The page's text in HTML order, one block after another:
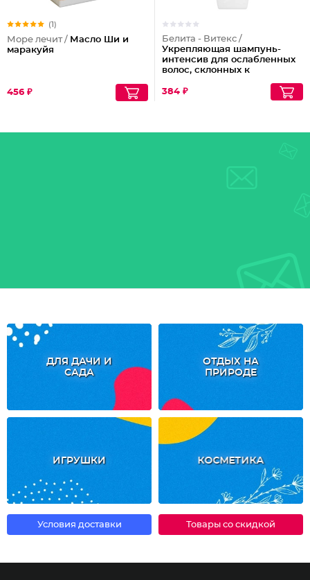
(1)
Море лечит / Масло Ши и
маракуйя
456 ₽
Белита - Витекс /
Укрепляющая шампунь-
интенсив для ослабленных
волос, склонных к
384 ₽
ДЛЯ ДАЧИ И
САДА
ОТДЫХ НА
ПРИРОДЕ
ИГРУШКИ КОСМЕТИКА
Условия доставки Товары со скидкой